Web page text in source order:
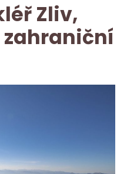
Zliv,